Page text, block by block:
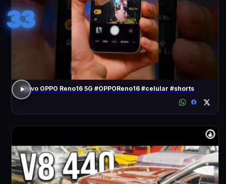
33
Novo OPPO Reno16 5G #OPPOReno16 #celular #shorts